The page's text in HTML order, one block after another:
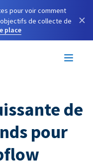
pour voir comment
de collecte de
place
×
de
pour